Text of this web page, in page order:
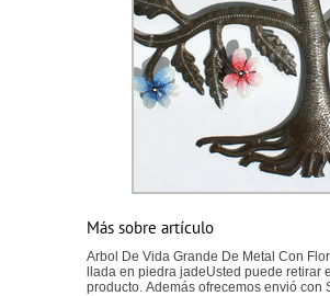
Más sobre artículo
Arbol De Vida Grande De Metal Con
llada en piedra jadeUsted puede
producto. Además ofrecemos envió con